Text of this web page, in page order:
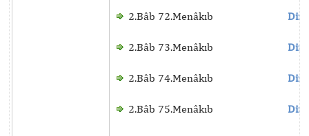
2.Bâb 72.Menâkıb
2.Bâb 73.Menâkıb
2.Bâb 74.Menâkıb
2.Bâb 75.Menâkıb